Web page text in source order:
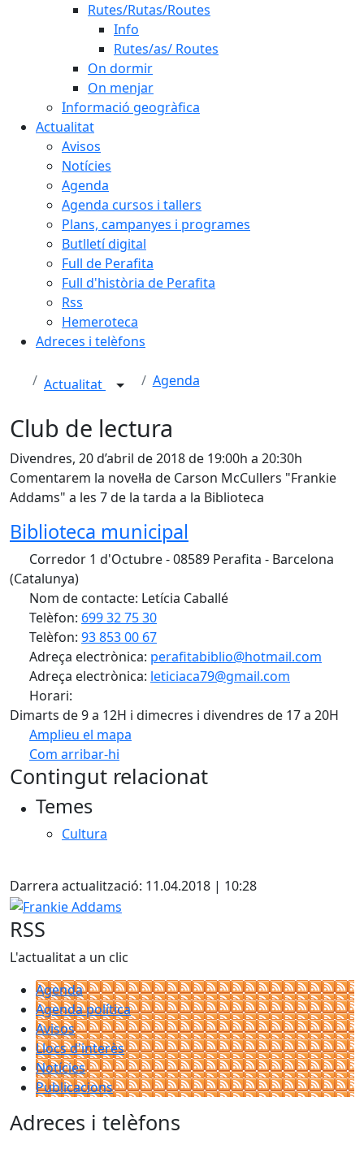
Rutes/Rutas/Routes
Info
Rutes/as/ Routes
On dormir
On menjar
Informació geogràfica
Actualitat
Avisos
Notícies
Agenda
Agenda cursos i tallers
Plans, campanyes i programes
Butlletí digital
Full de Perafita
Full d'història de Perafita
Rss
Hemeroteca
Adreces i telèfons
Actualitat Agenda
Club de lectura
Divendres, 20 d’abril de 2018 de 19:00h a 20:30h
Comentarem la novel·la de Carson McCullers "Frankie
Addams" a les 7 de la tarda a la Biblioteca
Biblioteca municipal
Corredor 1 d'Octubre - 08589 Perafita - Barcelona
(Catalunya)
Nom de contacte: Letícia Caballé
Telèfon: 699 32 75 30
Telèfon: 93 853 00 67
Adreça electrònica: perafitabiblio@hotmail.com
Adreça electrònica: leticiaca79@gmail.com
Horari:
Dimarts de 9 a 12H i dimecres i divendres de 17 a 20H
Amplieu el mapa
Com arribar-hi
+
Contingut relacionat
Temes
Cultura
Darrera actualització: 11.04.2018 | 10:28
Frankie Addams
RSS
L'actualitat a un clic
Agenda
Agenda política
Avisos
Llocs d'interès
Notícies
Publicacions
Adreces i telèfons